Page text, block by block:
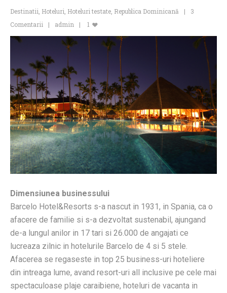
Destinatii Hoteluri Hoteluri testate Republica Dominicană
3
Comentarii
admin 1
Dimensiunea businessului
Barcelo Hotel&Resorts s-a nascut in 1931, in Spania, ca o
afacere de familie si s-a dezvoltat sustenabil, ajungand
de-a lungul anilor in 17 tari si 26.000 de angajati ce
lucreaza zilnic in hotelurile Barcelo de 4 si 5 stele.
Afacerea se regaseste in top 25 business-uri hoteliere
din intreaga lume, avand resort-uri all inclusive pe cele mai
spectaculoase plaje caraibiene, hoteluri de vacanta in